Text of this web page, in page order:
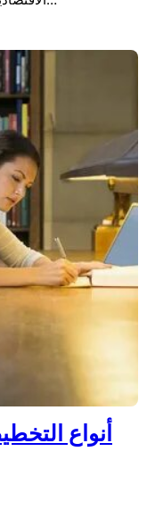
أنواع